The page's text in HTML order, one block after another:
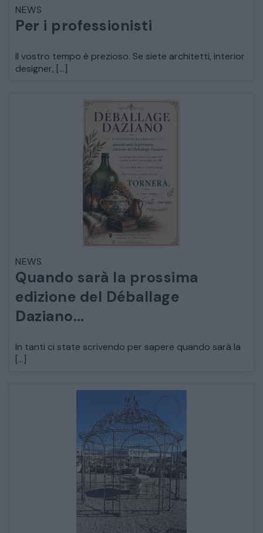
COMÒ E COMODINI
TAVOLI TAVOLINI CONSOLE
SEDIE POLTRONE DIVANI
CREDENZE – DOPPI CORPI – BUFFET
SALE DA PRANZO – STUDIO UFFICIO
ARREDO DA GIARDINO
DECORAZIONI OGGETTISTICA ILLUMINAZIONE
MATERIALI E STRUTTURE
MODERNARIATO
STILI ED ESPOSIZIONE
STRUMENTI MUSICALI
VEICOLI D’EPOCA
NEWS
Per i professionisti
Il vostro tempo è prezioso. Se siete architetti, interior
designer, […]
NEWS
Quando sarà la prossima
edizione del Déballage
Daziano…
In tanti ci state scrivendo per sapere quando sarà la
[…]